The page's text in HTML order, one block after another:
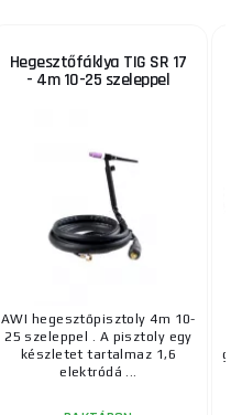
Hegesztőfáklya TIG SR 17
- 4m 10-25 szeleppel
AWI hegesztőpisztoly 4m 10-
25 szeleppel . A pisztoly egy
készletet tartalmaz 1,6
elektródá ...